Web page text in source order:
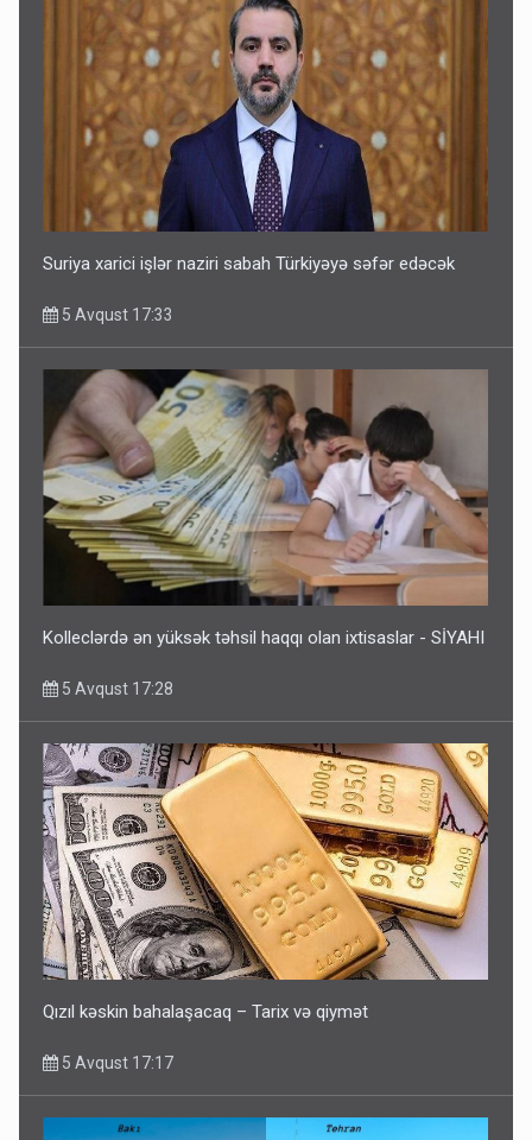
Suriya xarici işlər naziri sabah Türkiyəyə səfər edəcək
5 Avqust 17:33
Kolleclərdə ən yüksək təhsil haqqı olan ixtisaslar - SİYAHI
5 Avqust 17:28
Qızıl kəskin bahalaşacaq – Tarix və qiymət
5 Avqust 17:17